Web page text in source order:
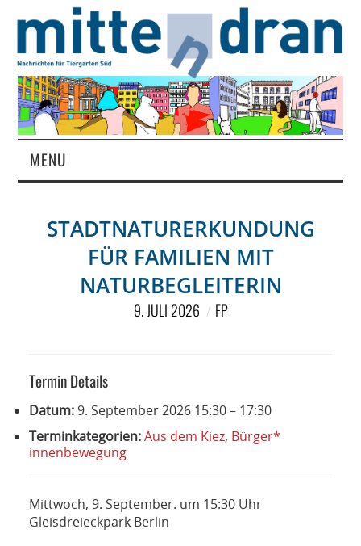
MENU
MAGAZIN
ÜBER UNS
SPONSORING
KONTAKT
STADTNATURERKUNDUNG
FÜR FAMILIEN MIT
NATURBEGLEITERIN
9. JULI 2026 FP
Termin Details
Datum:9. September 2026 15:30– 17:30
Terminkategorien:Aus dem Kiez, Bürger*
innenbewegung
Mittwoch, 9. September. um 15:30 Uhr
Gleisdreieckpark Berlin